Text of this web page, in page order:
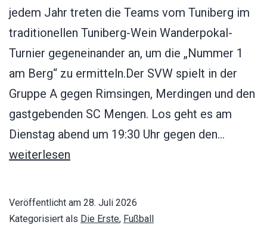
jedem Jahr treten die Teams vom Tuniberg im
traditionellen Tuniberg-Wein Wanderpokal-
Turnier gegeneinander an, um die „Nummer 1
am Berg“ zu ermitteln.Der SVW spielt in der
Gruppe A gegen Rimsingen, Merdingen und den
gastgebenden SC Mengen. Los geht es am
Dienstag abend um 19:30 Uhr gegen den…
weiterlesen
Veröffentlicht am 28. Juli 2026
Kategorisiert als Die Erste, Fußball